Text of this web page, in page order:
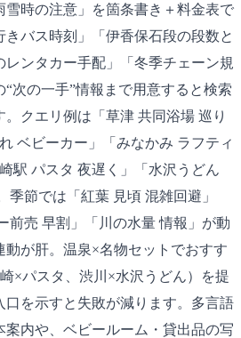
雪時の注意」を箇条書き＋料金表で
バス時刻」「伊香保石段の段数と
レンタカー手配」「冬季チェーン規
次の一手”情報まで用意すると検索
クエリ例は「草津 共同浴場 巡り
ベビーカー」「みなかみ ラフティ
駅 パスタ 夜遅く」「水沢うどん
季節では「紅葉 見頃 混雑回避」
前売 早割」「川の水量 情報」が動
動が肝。温泉×名物セットでおすす
×パスタ、渋川×水沢うどん）を提
口を示すと失敗が減ります。多言語
案内や、ベビールーム・貸出品の写